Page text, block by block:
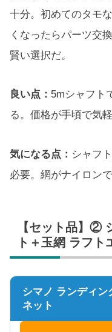
十分。初めてのタモ
くなったらパーツ交
賢い選択だ。
良い点： 5mシャフト
る。価格が手頃で気
気になる点： シャフ
必要。網がナイロン
【セット品】②
ト＋玉網 ラフト
シマノ ランディン
ネット